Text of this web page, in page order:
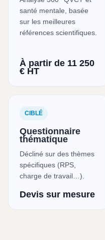
santé mentale, basée
sur les meilleures
références scientifiques.
À partir de 11 250
€ HT
CIBLÉ
Questionnaire
thématique
Décliné sur des thèmes
spécifiques (RPS,
charge de travail…).
Devis sur mesure